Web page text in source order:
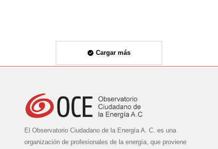
Cargar más
El Observatorio Ciudadano de la Energía A. C. es una
organización de profesionales de la energía, que proviene